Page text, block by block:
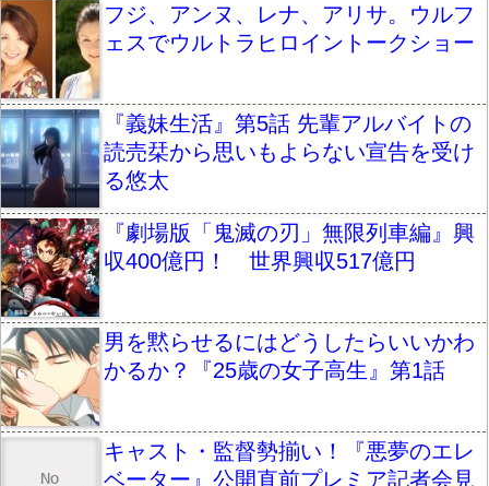
フジ、アンヌ、レナ、アリサ。ウルフ
ェスでウルトラヒロイントークショー
『義妹生活』第5話 先輩アルバイトの
読売栞から思いもよらない宣告を受け
る悠太
『劇場版「鬼滅の刃」無限列車編』興
収400億円！ 世界興収517億円
男を黙らせるにはどうしたらいいかわ
かるか？『25歳の女子高生』第1話
キャスト・監督勢揃い！『悪夢のエレ
ベーター』公開直前プレミア記者会見